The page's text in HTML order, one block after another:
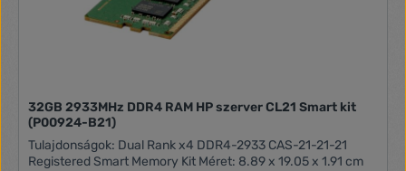
32GB 2933MHz DDR4 RAM HP szerver CL21 Smart kit
(P00924-B21)
Tulajdonságok: Dual Rank x4 DDR4-2933 CAS-21-21-21
Registered Smart Memory Kit Méret: 8.89 x 19.05 x 1.91 cm